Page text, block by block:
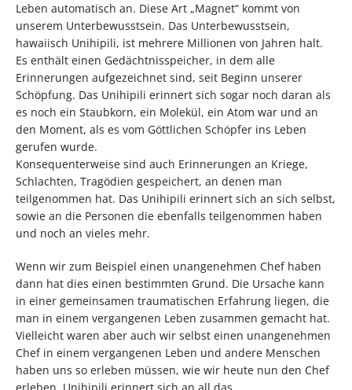
Leben automatisch an. Diese Art „Magnet“ kommt von
unserem Unterbewusstsein. Das Unterbewusstsein,
hawaiisch Unihipili, ist mehrere Millionen von Jahren halt.
Es enthält einen Gedächtnisspeicher, in dem alle
Erinnerungen aufgezeichnet sind, seit Beginn unserer
Schöpfung. Das Unihipili erinnert sich sogar noch daran als
es noch ein Staubkorn, ein Molekül, ein Atom war und an
den Moment, als es vom Göttlichen Schöpfer ins Leben
gerufen wurde.
Konsequenterweise sind auch Erinnerungen an Kriege,
Schlachten, Tragödien gespeichert, an denen man
teilgenommen hat. Das Unihipili erinnert sich an sich selbst,
sowie an die Personen die ebenfalls teilgenommen haben
und noch an vieles mehr.
Wenn wir zum Beispiel einen unangenehmen Chef haben
dann hat dies einen bestimmten Grund. Die Ursache kann
in einer gemeinsamen traumatischen Erfahrung liegen, die
man in einem vergangenen Leben zusammen gemacht hat.
Vielleicht waren aber auch wir selbst einen unangenehmen
Chef in einem vergangenen Leben und andere Menschen
haben uns so erleben müssen, wie wir heute nun den Chef